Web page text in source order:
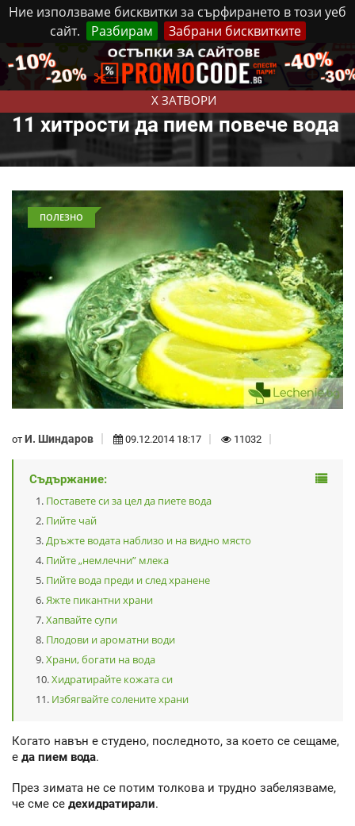
Ние използваме бисквитки за сърфирането в този уеб
сайт.
Разбирам Забрани бисквитките
X ЗАТВОРИ
Събота, 8 Август, 2026 Реклама Контакти
11 хитрости да пием повече вода
ПОЛЕЗНО
от И. Шиндаров 09.12.2014 18:17 11032
Съдържание:
Поставете си за цел да пиете вода
Пийте чай
Дръжте водата наблизо и на видно място
Пийте „немлечни” млека
Пийте вода преди и след хранене
Яжте пикантни храни
Хапвайте супи
Плодови и ароматни води
Храни, богати на вода
Хидратирайте кожата си
Избягвайте солените храни
Когато навън е студено, последното, за което се сещаме,
е да пием вода.
През зимата не се потим толкова и трудно забелязваме,
че сме се дехидратирали.